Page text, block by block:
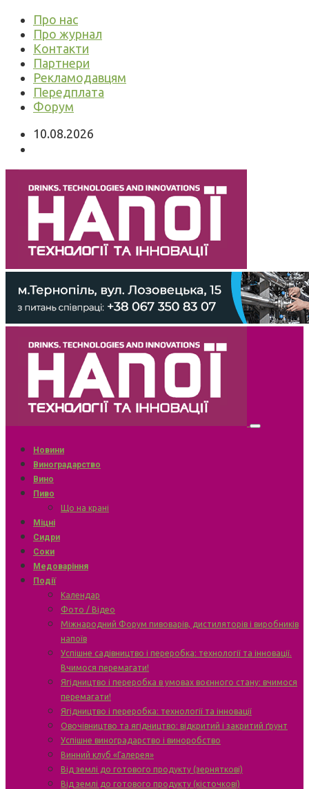
Про нас
Про журнал
Контакти
Партнери
Рекламодавцям
Передплата
Форум
10.08.2026
Новини
Виноградарство
Вино
Пиво
Що на крані
Міцні
Сидри
Соки
Медоваріння
Події
Календар
Фото / Відео
Міжнародний Форум пивоварів, дистиляторів і виробників
напоїв
Успішне садівництво і переробка: технології та інновації.
Вчимося перемагати!
Ягідництво і переробка в умовах воєнного стану: вчимося
перемагати!
Ягідництво і переробка: технології та інновації
Овочівництво та ягідництво: відкритий і закритий ґрунт
Успішне виноградарство і виноробство
Винний клуб «Галерея»
Від землі до готового продукту (зерняткові)
Від землі до готового продукту (кісточкові)